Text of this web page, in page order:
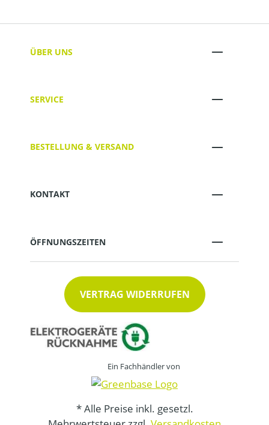
ÜBER UNS
SERVICE
BESTELLUNG & VERSAND
KONTAKT
ÖFFNUNGSZEITEN
VERTRAG WIDERRUFEN
Ein Fachhändler von
* Alle Preise inkl. gesetzl.